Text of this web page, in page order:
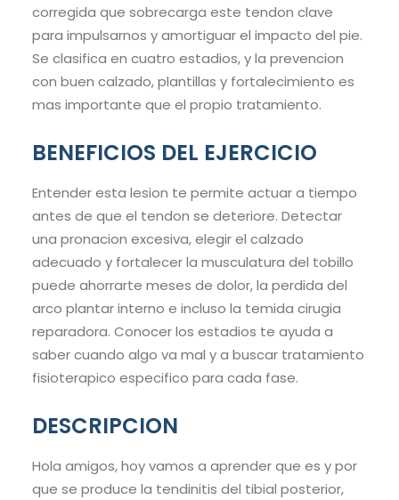
corregida que sobrecarga este tendon clave
para impulsarnos y amortiguar el impacto del pie.
Se clasifica en cuatro estadios, y la prevencion
con buen calzado, plantillas y fortalecimiento es
mas importante que el propio tratamiento.
BENEFICIOS DEL EJERCICIO
Entender esta lesion te permite actuar a tiempo
antes de que el tendon se deteriore. Detectar
una pronacion excesiva, elegir el calzado
adecuado y fortalecer la musculatura del tobillo
puede ahorrarte meses de dolor, la perdida del
arco plantar interno e incluso la temida cirugia
reparadora. Conocer los estadios te ayuda a
saber cuando algo va mal y a buscar tratamiento
fisioterapico especifico para cada fase.
DESCRIPCION
Hola amigos, hoy vamos a aprender que es y por
que se produce la tendinitis del tibial posterior,